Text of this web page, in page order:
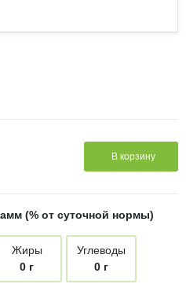
В корзину
(% от суточной нормы)
Жиры
0 г
Углеводы
0 г